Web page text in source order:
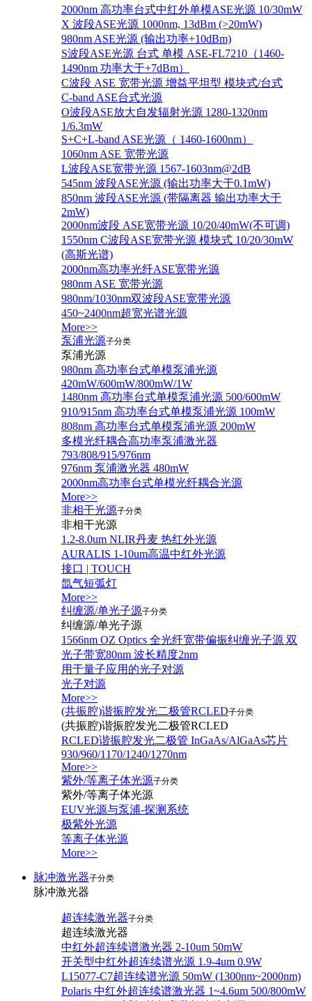
2000nm 高功率台式中红外单模ASE光源 10/30mW
X 波段ASE光源 1000nm, 13dBm (>20mW)
980nm ASE光源 (输出功率+10dBm)
S波段ASE光源 台式 单模 ASE-FL7210（1460-
1490nm 功率大于+7dBm）
C波段 ASE 宽带光源 增益平坦型 模块式/台式
C-band ASE台式光源
O波段ASE放大自发辐射光源 1280-1320nm
1/6.3mW
S+C+L-band ASE光源（ 1460-1600nm）
1060nm ASE 宽带光源
L波段ASE宽带光源 1567-1603nm@2dB
545nm 波段ASE光源 (输出功率大于0.1mW)
850nm 波段ASE光源 (带隔离器 输出功率大于
2mW)
2000nm波段 ASE宽带光源 10/20/40mW(不可调)
1550nm C波段ASE宽带光源 模块式 10/20/30mW
(高斯光谱)
2000nm高功率光纤ASE宽带光源
980nm ASE 宽带光源
980nm/1030nm双波段ASE宽带光源
450~2400nm超宽光谱光源
More>>
泵浦光源子分类
泵浦光源
980nm 高功率台式单模泵浦光源
420mW/600mW/800mW/1W
1480nm 高功率台式单模泵浦光源 500/600mW
910/915nm 高功率台式单模泵浦光源 100mW
808nm 高功率台式单模泵浦光源 200mW
多模光纤耦合高功率泵浦激光器
793/808/915/976nm
976nm 泵浦激光器 480mW
2000nm高功率台式单模光纤耦合光源
More>>
非相干光源子分类
非相干光源
1.2-8.0um NLIR丹麦 热红外光源
AURALIS 1-10um高温中红外光源
接口 | TOUCH
氙气短弧灯
More>>
纠缠源/单光子源子分类
纠缠源/单光子源
1566nm OZ Optics 全光纤宽带偏振纠缠光子源 双
光子带宽80nm 波长精度2nm
用于量子应用的光子对源
光子对源
More>>
(共振腔)谐振腔发光二极管RCLED子分类
(共振腔)谐振腔发光二极管RCLED
RCLED谐振腔发光二极管 InGaAs/AlGaAs芯片
930/960/1170/1240/1270nm
More>>
紫外/等离子体光源子分类
紫外/等离子体光源
EUV光源与泵浦-探测系统
极紫外光源
等离子体光源
More>>
脉冲激光器子分类
脉冲激光器
超连续激光器子分类
超连续激光器
中红外超连续谱激光器 2-10um 50mW
开关型中红外超连续谱光源 1.9-4um 0.9W
L15077-C7超连续谱光源 50mW (1300nm~2000nm)
Polaris 中红外超连续谱激光器 1~4.6um 500/800mW